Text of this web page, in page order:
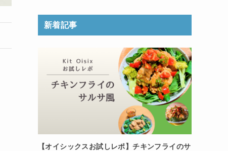
新着記事
【オイシックスお試しレポ】チキンフライのサ